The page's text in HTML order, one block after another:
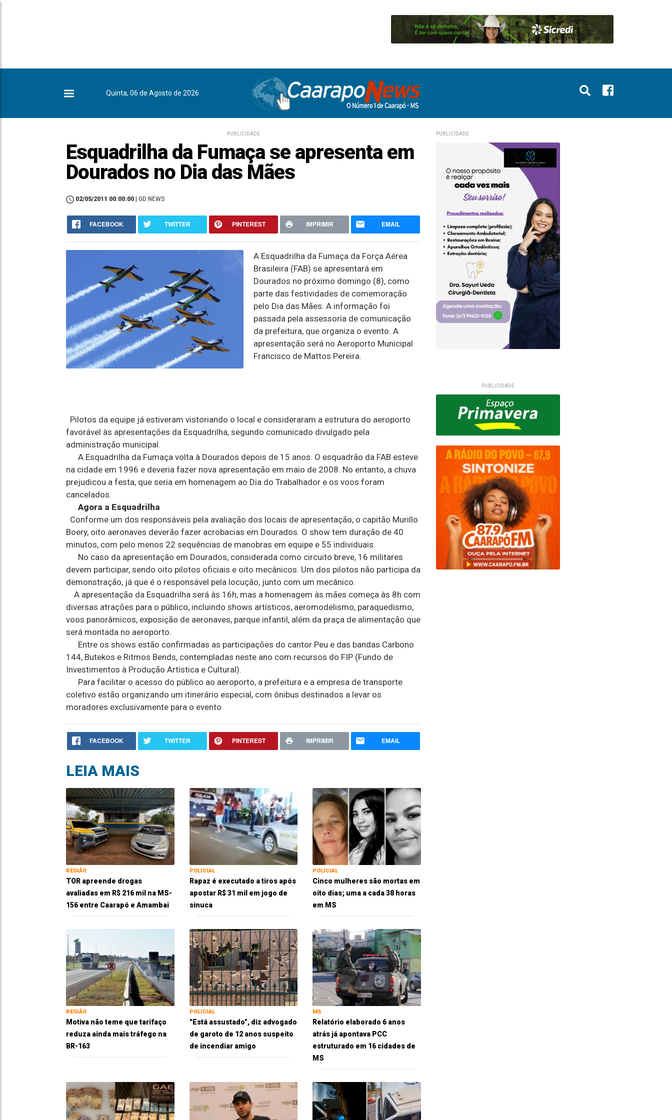
Quinta, 06 de Agosto de 2026
PUBLICIDADE
Esquadrilha da Fumaça se apresenta em
Dourados no Dia das Mães
02/05/2011 00:00:00 | GD NEWS
FACEBOOK TWITTER PINTEREST IMPRIMIR EMAIL
A Esquadrilha da Fumaça da Força Aérea
Brasileira (FAB) se apresentará em
Dourados no próximo domingo (8), como
parte das festividades de comemoração
pelo Dia das Mães. A informação foi
passada pela assessoria de comunicação
da prefeitura, que organiza o evento. A
apresentação será no Aeroporto Municipal
Francisco de Mattos Pereira.
Pilotos da equipe já estiveram vistoriando o local e consideraram a estrutura do aeroporto
favorável às apresentações da Esquadrilha, segundo comunicado divulgado pela
administração municipal.
A Esquadrilha da Fumaça volta à Dourados depois de 15 anos. O esquadrão da FAB esteve
na cidade em 1996 e deveria fazer nova apresentação em maio de 2008. No entanto, a chuva
prejudicou a festa, que seria em homenagem ao Dia do Trabalhador e os voos foram
cancelados.
Agora a Esquadrilha
Conforme um dos responsáveis pela avaliação dos locais de apresentação, o capitão Murillo
Boery, oito aeronaves deverão fazer acrobacias em Dourados. O show tem duração de 40
minutos, com pelo menos 22 sequências de manobras em equipe e 55 individuais.
No caso da apresentação em Dourados, considerada como circuito breve, 16 militares
devem participar, sendo oito pilotos oficiais e oito mecânicos. Um dos pilotos não participa da
demonstração, já que é o responsável pela locução, junto com um mecânico.
A apresentação da Esquadrilha será às 16h, mas a homenagem às mães começa às 8h com
diversas atrações para o público, incluindo shows artísticos, aeromodelismo, paraquedismo,
voos panorâmicos, exposição de aeronaves, parque infantil, além da praça de alimentação que
será montada no aeroporto.
Entre os shows estão confirmadas as participações do cantor Peu e das bandas Carbono
144, Butekos e Ritmos Bends, contempladas neste ano com recursos do FIP (Fundo de
Investimentos à Produção Artística e Cultural).
Para facilitar o acesso do público ao aeroporto, a prefeitura e a empresa de transporte
coletivo estão organizando um itinerário especial, com ônibus destinados a levar os
moradores exclusivamente para o evento
FACEBOOK TWITTER PINTEREST IMPRIMIR EMAIL
LEIA MAIS
REGIÃO
TOR apreende drogas
avaliadas em R$ 216 mil na MS-
156 entre Caarapó e Amambai
POLICIAL
Rapaz é executado a tiros após
apostar R$ 31 mil em jogo de
sinuca
POLICIAL
Cinco mulheres são mortas em
oito dias; uma a cada 38 horas
em MS
REGIÃO
Motiva não teme que tarifaço
reduza ainda mais tráfego na
BR-163
POLICIAL
"Está assustado", diz advogado
de garoto de 12 anos suspeito
de incendiar amigo
MS
Relatório elaborado 6 anos
atrás já apontava PCC
estruturado em 16 cidades de
MS
PUBLICIDADE
PUBLICIDADE